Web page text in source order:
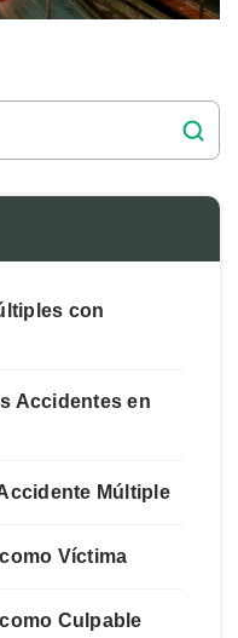
con
Accidentes en
Múltiple
Víctima
Culpable